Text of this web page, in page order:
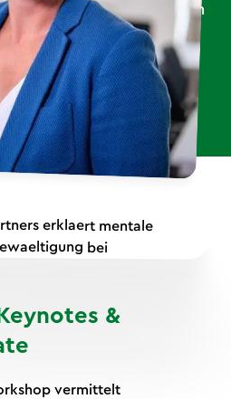
Wir freuen uns schon
Projekte!
&
vermittelt